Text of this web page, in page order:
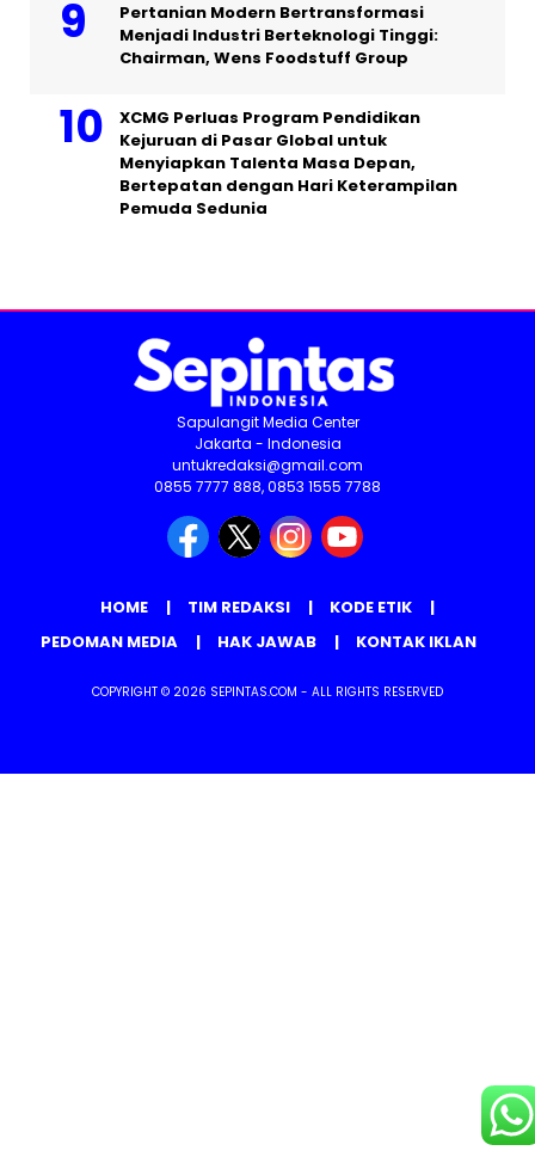
Pertanian Modern Bertransformasi
Menjadi Industri Berteknologi Tinggi:
Chairman, Wens Foodstuff Group
XCMG Perluas Program Pendidikan
Kejuruan di Pasar Global untuk
Menyiapkan Talenta Masa Depan,
Bertepatan dengan Hari Keterampilan
Pemuda Sedunia
Sapulangit Media Center
Jakarta - Indonesia
untukredaksi@gmail.com
0855 7777 888, 0853 1555 7788
HOME TIM REDAKSI
KODE ETIK
PEDOMAN MEDIA
HAK JAWAB KONTAK IKLAN
COPYRIGHT © 2026 SEPINTAS.COM - ALL RIGHTS RESERVED